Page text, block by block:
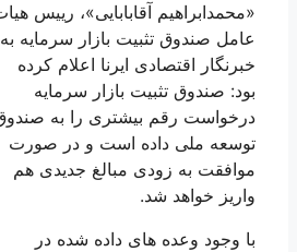
«محمدابراهیم آقابابایی»، رییس هیات
عامل صندوق تثبیت بازار سرمایه به
خبرنگار اقتصادی ایرنا اعلام کرده
بود: صندوق تثبیت بازار سرمایه
درخواست رقم بیشتری را به صندوق
توسعه ملی داده است و در صورت
موافقت به زودی مبالغ جدیدی هم
واریز خواهد شد.
با وجود وعده های داده شده در